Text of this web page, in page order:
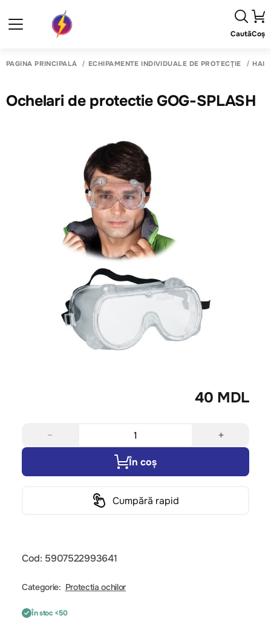
CautăCoș
PAGINA PRINCIPALĂ ECHIPAMENTE INDIVIDUALE DE PROTECȚIE
Ochelari de protectie GOG-SPLASH
40 MDL
− +
În coș
Cumpără rapid
Cod: 5907522993641
Categorie: Protectia ochilor
În stoc <50